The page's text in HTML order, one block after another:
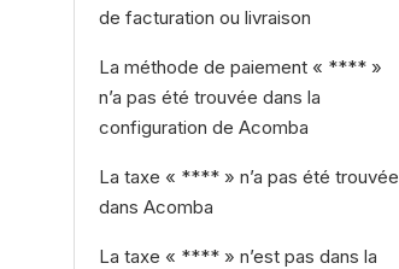
de facturation ou livraison
La méthode de paiement « **** »
n’a pas été trouvée dans la
configuration de Acomba
La taxe « **** » n’a pas été trouvée
dans Acomba
La taxe « **** » n’est pas dans la